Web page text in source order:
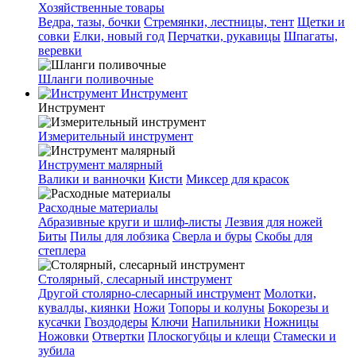
Хозяйственные товары
Ведра, тазы, бочки Стремянки, лестницы, тент Щетки и
совки Елки, новый год Перчатки, рукавицы Шпагаты,
веревки
Шланги поливочные
Инструмент
Инструмент
Измерительный инструмент
Инструмент малярный
Валики и ванночки Кисти Миксер для красок
Расходные материалы
Абразивные круги и шлиф-листы Лезвия для ножей
Биты Пилы для лобзика Сверла и буры Скобы для
степлера
Столярный, слесарный инструмент
Другой столярно-слесарный инструмент Молотки,
кувалды, киянки Ножи Топоры и колуны Бокорезы и
кусачки Гвоздодеры Ключи Напильники Ножницы
Ножовки Отвертки Плоскогубцы и клещи Стамески и
зубила